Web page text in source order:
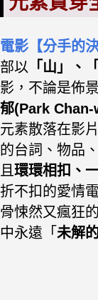
電影【分手的
部以 「山」、
影，不論是佈
郁(Park
元素散落在影
的台詞、物品
且 環環相扣、
折不扣的愛情
骨悚然又瘋狂
中永遠「 未解